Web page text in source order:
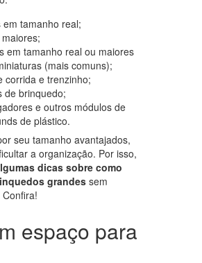
em tamanho real;
em tamanho real ou maiores
(mais comuns);
corrida e trenzinho;
de brinquedo;
e outros módulos de
de plástico.
seu tamanho avantajados,
a organização. Por isso,
dicas sobre como
grandes sem
espaço para